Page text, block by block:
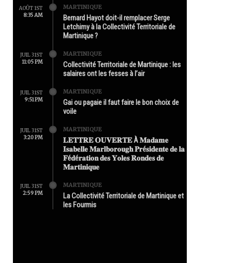
AOÛT 1ST
8:35 AM
MARTINIQUE
Bernard Hayot doit-il remplacer Serge
Letchimy à la Collectivité Territoriale de
Martinique ?
JUIL 31ST
11:05 PM
MARTINIQUE
Collectivité Territoriale de Martinique : les
salaires ont les fesses à l’air
JUIL 31ST
9:51 PM
MARTINIQUE
Gai ou pagaie il faut faire le bon choix de
voile
JUIL 31ST
3:20 PM
MARTINIQUE
𝐋𝐄𝐓𝐓𝐑𝐄 𝐎𝐔𝐕𝐄𝐑𝐓𝐄 À 𝐌𝐚𝐝𝐚𝐦𝐞
𝐈𝐬𝐚𝐛𝐞𝐥𝐥𝐞 𝐌𝐚𝐫𝐥𝐛𝐨𝐫𝐨𝐮𝐠𝐡 𝐏𝐫é𝐬𝐢𝐝𝐞𝐧𝐭𝐞 𝐝𝐞 𝐥𝐚
𝐅é𝐝é𝐫𝐚𝐭𝐢𝐨𝐧 𝐝𝐞𝐬 𝐘𝐨𝐥𝐞𝐬 𝐑𝐨𝐧𝐝𝐞𝐬 𝐝𝐞
𝐌𝐚𝐫𝐭𝐢𝐧𝐢𝐪𝐮𝐞
JUIL 31ST
2:59 PM
MARTINIQUE
La Collectivité Territoriale de Martinique et
les Fourmis